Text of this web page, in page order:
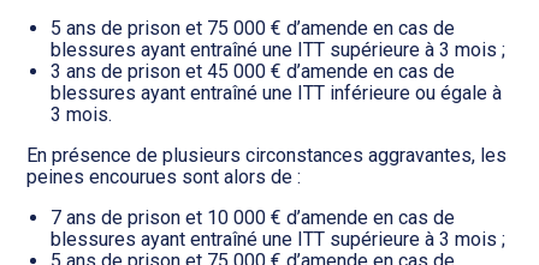
5 ans de prison et 75 000 € d’amende en cas de
blessures ayant entraîné une ITT supérieure à 3 mois ;
3 ans de prison et 45 000 € d’amende en cas de
blessures ayant entraîné une ITT inférieure ou égale à
3 mois.
En présence de plusieurs circonstances aggravantes, les
peines encourues sont alors de :
7 ans de prison et 10 000 € d’amende en cas de
blessures ayant entraîné une ITT supérieure à 3 mois ;
5 ans de prison et 75 000 € d’amende en cas de